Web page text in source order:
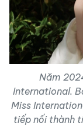
Năm
International.
Miss
tiếp nối thành